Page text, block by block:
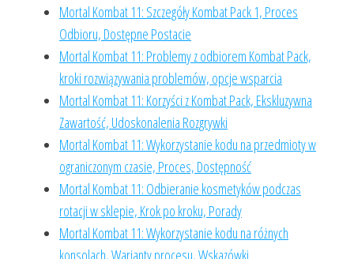
Mortal Kombat 11: Szczegóły Kombat Pack 1, Proces
Odbioru, Dostępne Postacie
Mortal Kombat 11: Problemy z odbiorem Kombat Pack,
kroki rozwiązywania problemów, opcje wsparcia
Mortal Kombat 11: Korzyści z Kombat Pack, Ekskluzywna
Zawartość, Udoskonalenia Rozgrywki
Mortal Kombat 11: Wykorzystanie kodu na przedmioty w
ograniczonym czasie, Proces, Dostępność
Mortal Kombat 11: Odbieranie kosmetyków podczas
rotacji w sklepie, Krok po kroku, Porady
Mortal Kombat 11: Wykorzystanie kodu na różnych
konsolach, Warianty procesu, Wskazówki